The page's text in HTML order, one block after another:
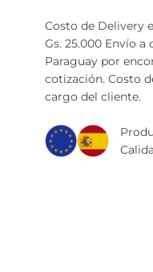
Costo de Delivery
Gs. 25.000 Envío
Paraguay por
cotización. Costo
cargo del cliente.